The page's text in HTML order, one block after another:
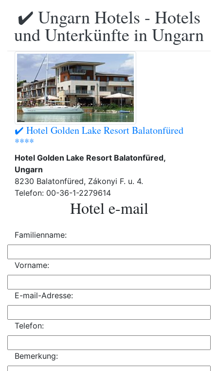
✔️ Ungarn Hotels - Hotels
und Unterkünfte in Ungarn
✔️ Hotel Golden Lake Resort Balatonfüred
****
Hotel Golden Lake Resort Balatonfüred,
Ungarn
8230 Balatonfüred, Zákonyi F. u. 4.
Telefon: 00-36-1-2279614
Hotel e-mail
Familienname:
Vorname:
E-mail-Adresse:
Telefon:
Bemerkung: